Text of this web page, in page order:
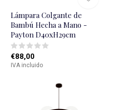
Lámpara Colgante de
Bambú Hecha a Mano -
Payton D40xH29cm
€88,00
IVA incluido